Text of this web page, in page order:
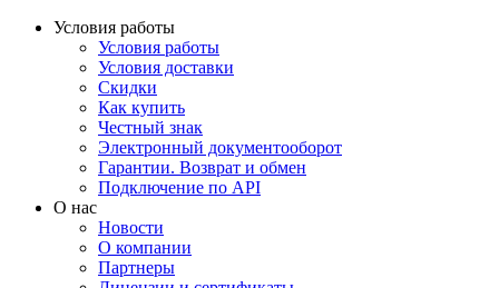
Условия работы
Условия работы
Условия доставки
Скидки
Как купить
Честный знак
Электронный документооборот
Гарантии. Возврат и обмен
Подключение по API
О нас
Новости
О компании
Партнеры